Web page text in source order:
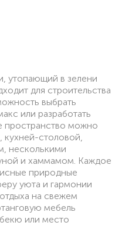
утопающий в зелени
для строительства
выбрать
или разработать
пространство можно
кухней-столовой,
несколькими
и хаммамом. Каждое
природные
уюта и гармонии
на свежем
мебель
или место